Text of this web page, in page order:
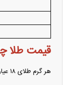
قیمت طلا
هر گرم طلای ۱۸ عیار در روز دوشنبه با کاهش ۲۳۱ هزار تومانی از رقم ۱۹ میلیون و ۵۶ هزار تومان به رقم ۱۸ میلیون و ۸۲۵ هزار تومان رسید.